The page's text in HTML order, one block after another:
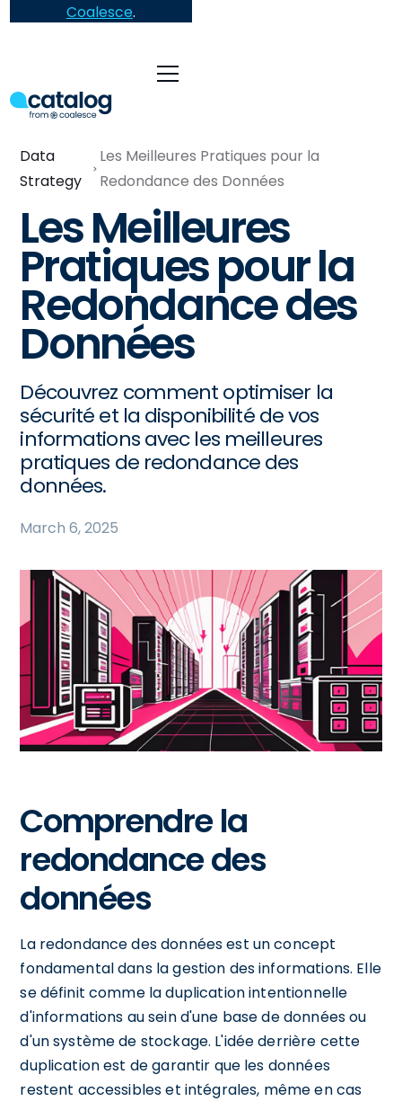
Coalesce.
Data
Strategy
Les Meilleures Pratiques pour la
Redondance des Données
Les Meilleures
Pratiques pour la
Redondance des
Données
Découvrez comment optimiser la
sécurité et la disponibilité de vos
informations avec les meilleures
pratiques de redondance des
données.
March 6, 2025
Comprendre la
redondance des
données
La redondance des données est un concept
fondamental dans la gestion des informations. Elle
se définit comme la duplication intentionnelle
d'informations au sein d'une base de données ou
d'un système de stockage. L'idée derrière cette
duplication est de garantir que les données
restent accessibles et intégrales, même en cas